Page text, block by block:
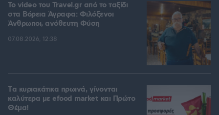
To video του Travel.gr από το ταξίδι
στα Βόρεια Άγραφα: Φιλόξενοι
Άνθρωποι, ανόθευτη Φύση
07.08.2026, 12:38
Tα κυριακάτικα πρωινά, γίνονται
καλύτερα με efood market και Πρώτο
Θέμα!